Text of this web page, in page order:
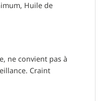
Huile de
ne convient pas à
Craint